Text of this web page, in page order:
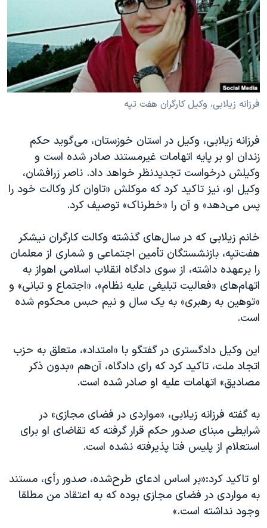
فرهنگ و زندگی
حقوق شهروندی
اقتصادی
علم و فناوری
آرشیو پخش زنده
مستندها
انتخابات ریاست جمهوری آمریکا ۲۰۲۴
حمله جمهوری اسلامی به اسرائیل
رمز مهسا
مجموعه مستندهای دادخواهی
تریبونال مردمی آبان ۹۸
دادگاه حمید نوری
چهل سال گروگان‌گیری
اعتراضات مردمی آبان ۹۸
اسرائیل در جنگ
نرگس محمدی برنده جایزه نوبل صلح
سفر پرزیدنت ترامپ به چین
دنبال کنید
زبانهای مختلف
فرزانه زیلابی، وکیل کارگران هفت تپه
فرزانه زیلابی، وکیل در استان خوزستان، می‌گوید حکم
زندان او بر پایه اتهامات غیرمستند صادر شده است و
وکیلش درخواست تجدیدنظر خواهد داد. ناصر زرافشان،
وکیل او، نیز تاکید کرد که موکلش «تاوان کار وکالت خود را
پس می‌دهد» و آن را «خطرناک» توصیف کرد.
خانم زیلابی که در سال‌های گذشته وکالت کارگران نیشکر
هفت‌تپه، بازنشستگان تأمین اجتماعی و شماری از معلمان
را برعهده داشته، از سوی دادگاه انقلاب اسلامی اهواز به
اتهام‌های «فعالیت تبلیغی علیه نظام»، «اجتماع و تبانی» و
«توهین به رهبری» به یک سال و نیم حبس محکوم شده
است.
این وکیل دادگستری در گفتگو با «امتداد»، متعلق به حزب
اتجاد ملت، تاکید کرد که رای دادگاه، آن‌هم «بدون ذکر
مصادیق» اتهامات علیه او صادر شده است.
به گفته فرزانه زیلابی، «مواردی در فضای مجازی» در
شرایطی مبنای صدور حکم قرار گرفته که تقاضای او برای
استعلام از پلیس فتا پذیرفته نشده است.
او تاکید کرد:«بر اساس ادعای طرح‌شده، صدور رأی، مستند
به مواردی در فضای مجازی بوده که به اعتقاد من مطلقا
وجود نداشته است.»